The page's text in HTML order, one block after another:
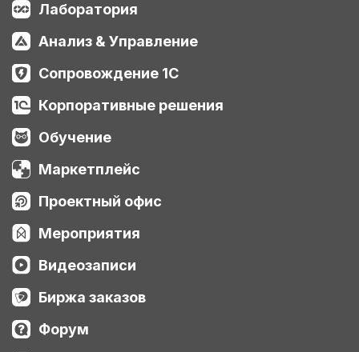
Лаборатория
Анализ & Управление
Сопровождение 1С
Корпоративные решения
Обучение
Маркетплейс
Проектный офис
Мероприятия
Видеозаписи
Биржа заказов
Форум